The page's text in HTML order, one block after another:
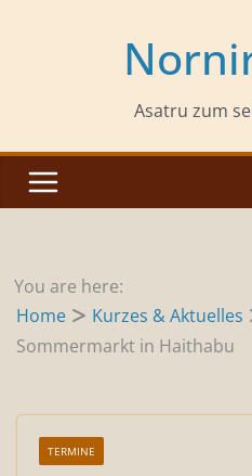
Asatru zum
You are here:
Home
Kurzes & Aktuelles
Sommermarkt in Haithabu
TERMINE